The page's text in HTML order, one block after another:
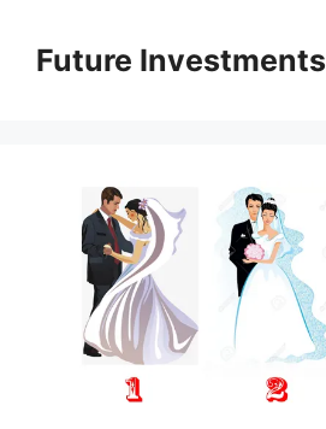
вмістуFuture Investments